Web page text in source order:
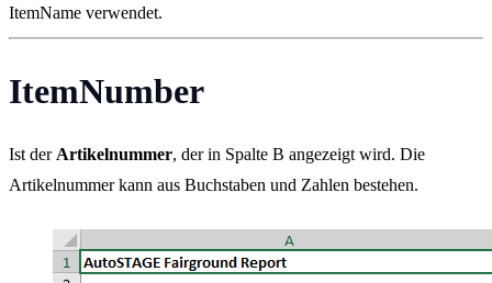
ItemName verwendet.
ItemNumber
Ist der Artikelnummer, der in Spalte B angezeigt wird. Die
Artikelnummer kann aus Buchstaben und Zahlen bestehen.